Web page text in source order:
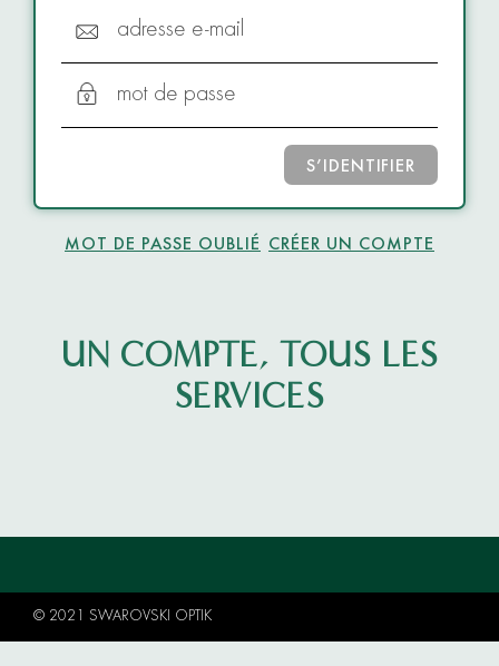
adresse e-mail
mot de passe
S’IDENTIFIER
MOT DE PASSE OUBLIÉ CRÉER UN COMPTE
UN COMPTE, TOUS LES
SERVICES
© 2021 SWAROVSKI OPTIK